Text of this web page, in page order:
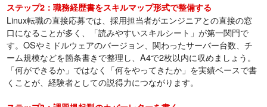
ステップ2：職務経歴書をスキルマップ形式で整備する
Linux転職の直接応募では、採用担当者がエンジニアとの直接の窓
口になることが多く、「読みやすいスキルシート」が第一関門で
す。OSやミドルウェアのバージョン、関わったサーバー台数、チ
ーム規模などを箇条書きで整理し、A4で2枚以内に収めましょう。
「何ができるか」ではなく「何をやってきたか」を実績ベースで書
くことが、経験者としての説得力につながります。